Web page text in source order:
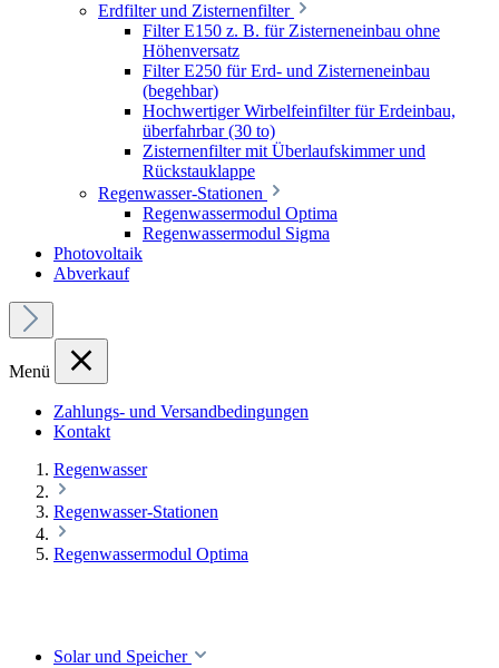
Erdfilter und Zisternenfilter
Filter E150 z. B. für Zisterneneinbau ohne
Höhenversatz
Filter E250 für Erd- und Zisterneneinbau
(begehbar)
Hochwertiger Wirbelfeinfilter für Erdeinbau,
überfahrbar (30 to)
Zisternenfilter mit Überlaufskimmer und
Rückstauklappe
Regenwasser-Stationen
Regenwassermodul Optima
Regenwassermodul Sigma
Photovoltaik
Abverkauf
Menü
Zahlungs- und Versandbedingungen
Kontakt
Regenwasser
Regenwasser-Stationen
Regenwassermodul Optima
Solar und Speicher